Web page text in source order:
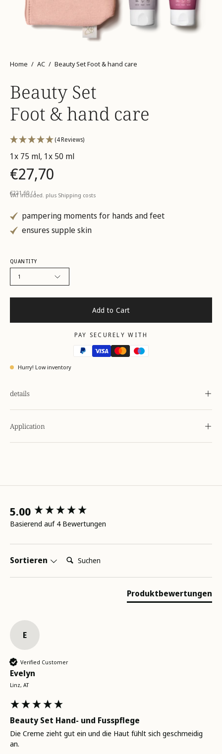
Home / AC / Beauty Set Foot & hand care
Beauty Set
Foot & hand care
(4 Reviews)
1x 75 ml, 1x 50 ml
€27,70
Unit
price
€221,60 /per
l
VAT included. plus Shipping costs
pampering moments for hands and feet
ensures supple skin
QUANTITY
1
Add to Cart
PAY SECURELY WITH
Hurry! Low inventory
details
Application
5.00
Basierend auf 4 Bewertungen
Sortieren Suchen:
Produktbewertungen
E
Verified Customer
Evelyn
Linz, AT
Beauty Set Hand- und Fusspflege
Die Creme zieht gut ein und die Haut fühlt sich geschmeidig
an.
New content loaded